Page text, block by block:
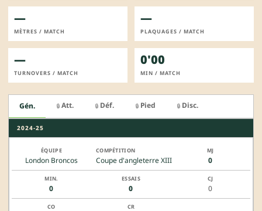
—
MÈTRES / MATCH
—
PLAQUAGES / MATCH
—
TURNOVERS / MATCH
0'00
MIN / MATCH
Gén. 🔒 Att. 🔒 Déf. 🔒 Pied 🔒 Disc.
2024-25
London Broncos Coupe d'angleterre XIII 0
0 0 0